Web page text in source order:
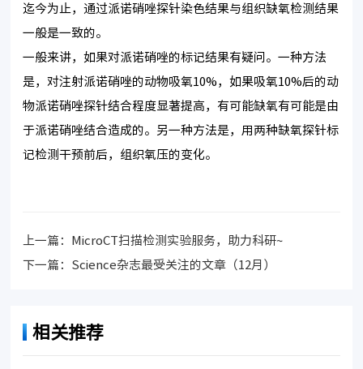
迄今为止，通过派诺硝唑探针染色结果与组织缺氧检测结果
一般是一致的。
一般来讲，如果对派诺硝唑的标记结果有疑问。一种方法
是，对注射派诺硝唑的动物吸氧10%，如果吸氧10%后的动
物派诺硝唑探针结合程度显著提高，有可能缺氧有可能是由
于派诺硝唑结合造成的。另一种方法是，用两种缺氧探针标
记检测干预前后，组织氧压的变化。
上一篇：
MicroCT扫描检测实验服务，助力科研~
下一篇： Science杂志最受关注的文章（12月）
相关推荐